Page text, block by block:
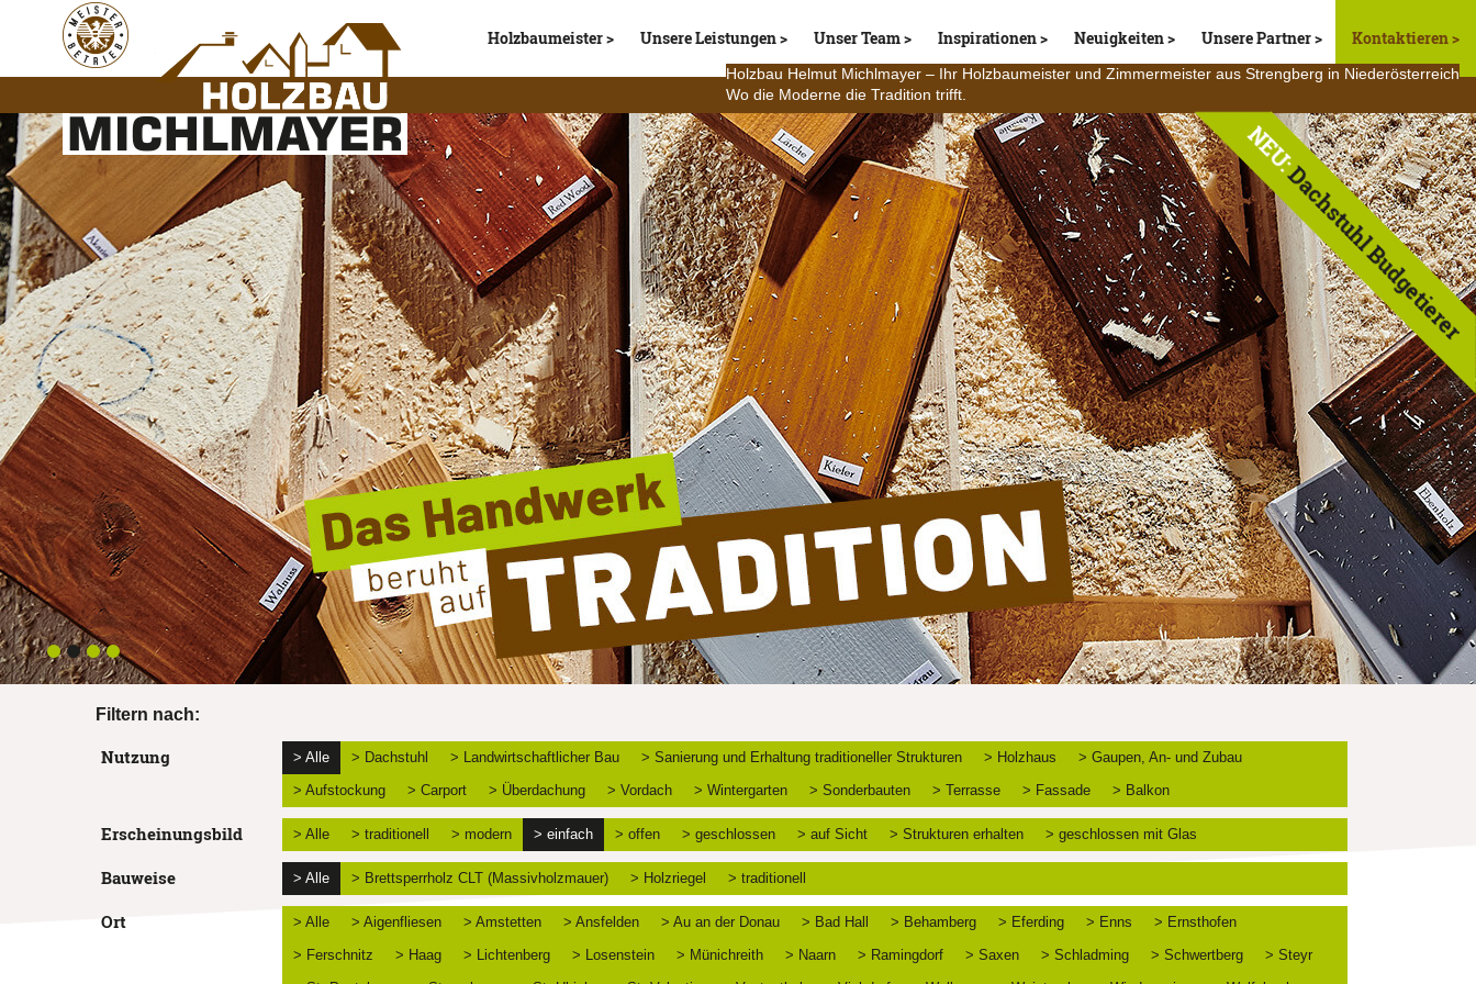
Holzbaumeister Unsere Leistungen Unser Team Inspirationen Neuigkeiten Unsere Partner Kontaktieren
Holzbau Helmut Michlmayer – Ihr Holzbaumeister und Zimmermeister aus Strengberg in Niederösterreich
Wo die Moderne die Tradition trifft.
Filtern nach:
Nutzung > Alle > Dachstuhl > Landwirtschaftlicher Bau > Sanierung und Erhaltung traditioneller Strukturen > Holzhaus
> Gaupen, An- und Zubau
> Aufstockung
> Carport > Überdachung > Vordach > Wintergarten > Sonderbauten > Terrasse > Fassade > Balkon
Erscheinungsbild > Alle > traditionell > modern > einfach > offen > geschlossen > auf Sicht > Strukturen erhalten > geschlossen mit Glas
Bauweise > Alle > Brettsperrholz CLT (Massivholzmauer) > Holzriegel > traditionell
Ort > Alle > Aigenfliesen > Amstetten > Ansfelden > Au an der Donau > Bad Hall > Behamberg > Eferding > Enns
> Ernsthofen
> Ferschnitz
> Haag > Lichtenberg > Losenstein > Münichreith > Naarn > Ramingdorf > Saxen > Schladming > Schwertberg
> Steyr
NEU:
Dachstuhl Budgetierer